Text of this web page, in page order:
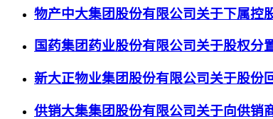
物产中大集团股份有限公司关于下属控
国药集团药业股份有限公司关于股权分
新大正物业集团股份有限公司关于股份
供销大集集团股份有限公司关于向供销